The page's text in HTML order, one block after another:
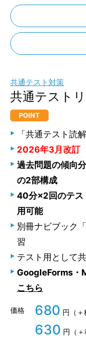
共通テスト対策
共通テスト
POINT
「共通テスト読
2026年3月改訂
過去問題の傾向
の2部構成
40分×2回のテス
用可能
別冊ナビブック
習
テスト用として
GoogleForms
こちら
価格 680 円（＋
630 円（＋